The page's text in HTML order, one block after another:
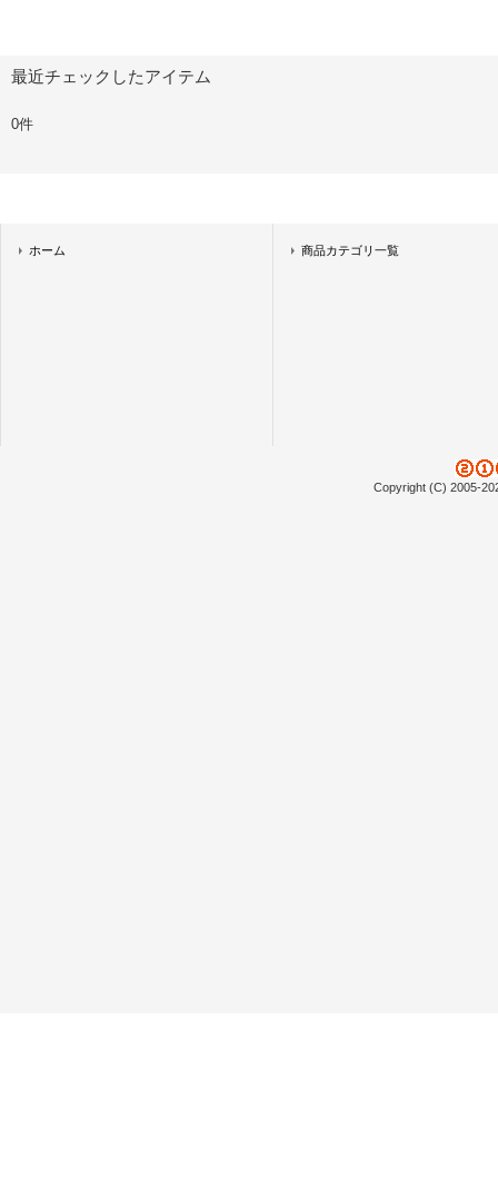
最近チェックしたアイテム
0件
ホーム 商品カテゴリ一覧
Copyright (C) 2005-